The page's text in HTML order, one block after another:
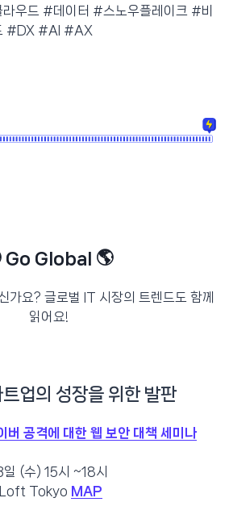
우드 #데이터 #스노우플레이크 #비
#DX #AI #AX
Go Global 🌎
가요? 글로벌 IT 시장의 트렌드도 함께
읽어요!
업의 성장을 위한 발판
버 공격에 대한 웹 보안 대책 세미나
(수) 15시 ~18시
Tokyo MAP